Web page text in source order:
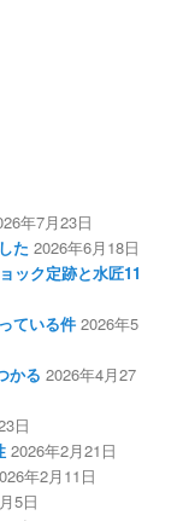
年7月23日
た 2026年6月18日
ック定跡と水匠11
ている件 2026年5
かる 2026年4月27
日
2026年2月21日
年2月11日
5日